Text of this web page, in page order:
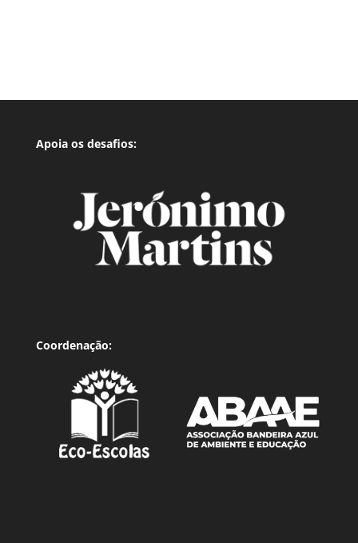
Apoia os desafios:
Coordenação: